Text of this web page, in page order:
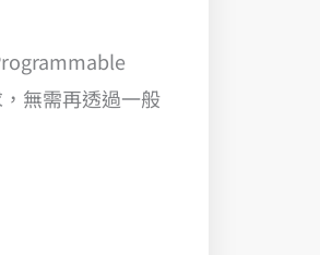
無需再透過一般